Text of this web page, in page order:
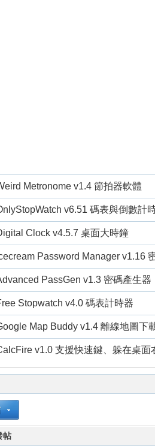
Metronome v1.4 節拍器軟體
v6.51 碼表與倒數計
Clock v4.5.7 桌面大時鐘
Password Manager v1.16
PassGen v1.3 密碼產生器
Stopwatch v4.0 碼表計時器
Map Buddy v1.4 離線地圖下
v1.0 支援快速鍵、躲在桌面
帖